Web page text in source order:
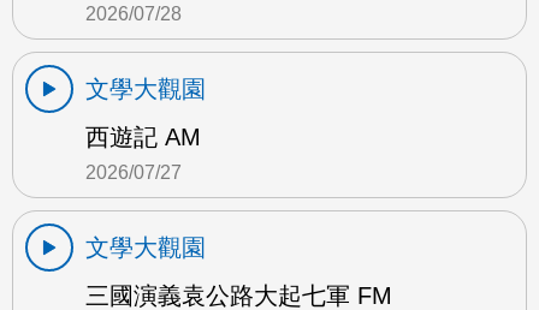
2026/07/28
文學大觀園
西遊記 AM
2026/07/27
文學大觀園
三國演義袁公路大起七軍 FM